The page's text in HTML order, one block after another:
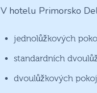
V hotelu Primorsko
jednolůžkových
standardních
dvoulůžkových